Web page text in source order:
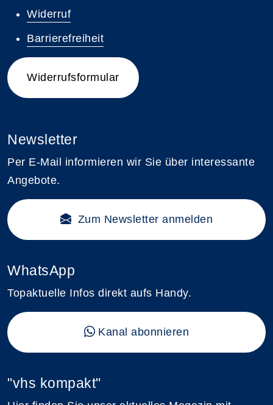
Widerruf
Barrierefreiheit
Widerrufsformular
Newsletter
Per E-Mail informieren wir Sie über interessante
Angebote.
Zum Newsletter anmelden
WhatsApp
Topaktuelle Infos direkt aufs Handy.
Kanal abonnieren
"vhs kompakt"